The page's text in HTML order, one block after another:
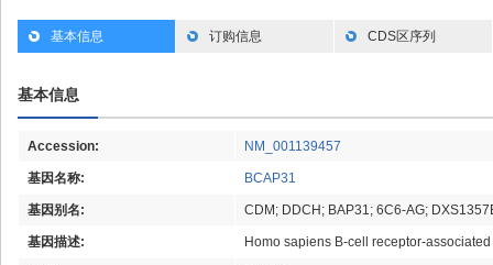
基本信息 订购信息 CDS区序列
基本信息
Accession: NM_001139457
基因名称: BCAP31
基因别名: CDM; DDCH; BAP31; 6C6-AG;
基因描述: Homo sapiens B-cell receptor-